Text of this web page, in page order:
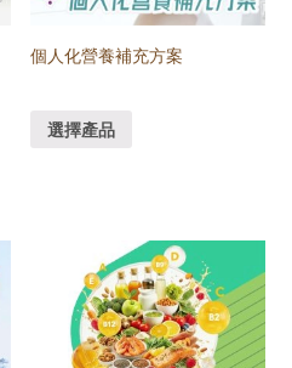
個人化營養補充方案
選擇產品